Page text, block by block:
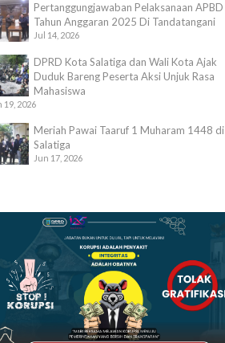
Pertanggungjawaban Pelaksanaan APBD
Tahun Anggaran 2025 Di Tandatangani
Jul 14, 2026
DPRD Kota Salatiga dan Wali Kota Ajak
Duduk Bareng Peserta Aksi Unjuk Rasa
Mahasiswa
19, 2026
Meriah Pawai Taaruf 1 Muharam 1448 di
Salatiga
Jun 17, 2026